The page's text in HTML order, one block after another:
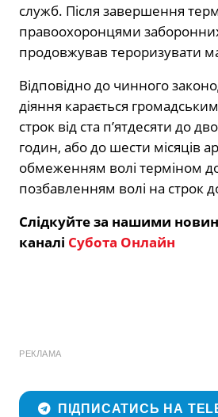
служб. Після завершення
правоохоронцями
продовжував тероризувати
Відповідно до чинного
діяння карається
строк від ста п’ятдесяти до
годин, або до шести місяців
обмеженням волі терміном до
позбавленням волі на строк
Слідкуйте за нашими
каналі Субота Онлайн
РЕКЛАМА
ПІДПИСАТИСЬ НА